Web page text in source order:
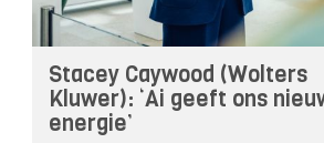
Stacey Caywood (Wolters
Kluwer): ‘Ai geeft ons
energie’